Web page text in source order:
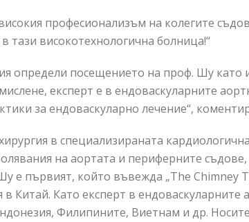
професионализъм на колегите
тази високотехнологична болница!“
определи посещението на проф. Шу
експерт е в ендоваскуларните
за ендоваскуларно лечение“,
в специализираната
на аортата и периферните
е първият, който въвежда „Тhe Chimney
в Китай. Като експерт в
Филипините, Виетнам и др.